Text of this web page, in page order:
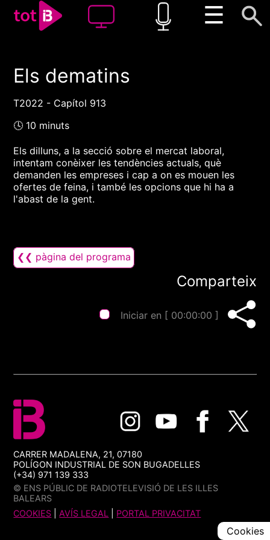
☰
00:00 00:00
1x
Els dematins
T2022 - Capítol 913
🕓 10 minuts
Els dilluns, a la secció sobre el mercat laboral,
intentam conèixer les tendències actuals, què
demanden les empreses i cap a on es mouen les
ofertes de feina, i també les opcions que hi ha a
l'abast de la gent.
❮❮ pàgina del programa
Comparteix
Iniciar en [ 00:00:00 ]
CARRER MADALENA, 21, 07180
POLÍGON INDUSTRIAL DE SON BUGADELLES
(+34) 971 139 333
© ENS PÚBLIC DE RADIOTELEVISIÓ DE LES ILLES
BALEARS
COOKIES |AVÍS LEGAL PORTAL PRIVACITAT
Cookies